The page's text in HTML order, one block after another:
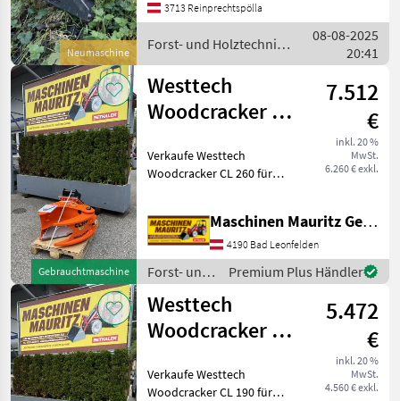
Neumaschine
effizientes Baumfällen.
3713 Reinprechtspölla
Forst- und Holztechnik
/ Sonstige
08-08-2025
20:41
Gebrauchtmaschine
Westtech
Woodcracker CL
7.512
€
inkl. 20 %
MwSt.
6.260 € exkl.
Verkaufe Westtech
Woodcracker CL 260 für
Schneiddurchmesser
Weichholz: 320mm *
Schneiddurchmesser
Hartholz: 260m
Maschinen Mauritz GesmbH
4190 Bad Leonfelden
Forst- und
Holztechnik
/ Westtech
Premium Plus Händler
Westtech
Woodcracker CL
5.472
€
inkl. 20 %
MwSt.
4.560 € exkl.
Verkaufe Westtech
Woodcracker CL 190 für